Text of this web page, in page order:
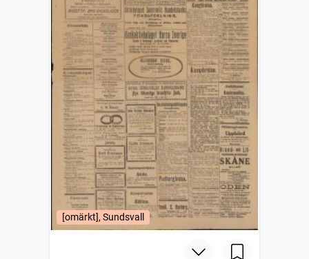
[omärkt], Sundsvall